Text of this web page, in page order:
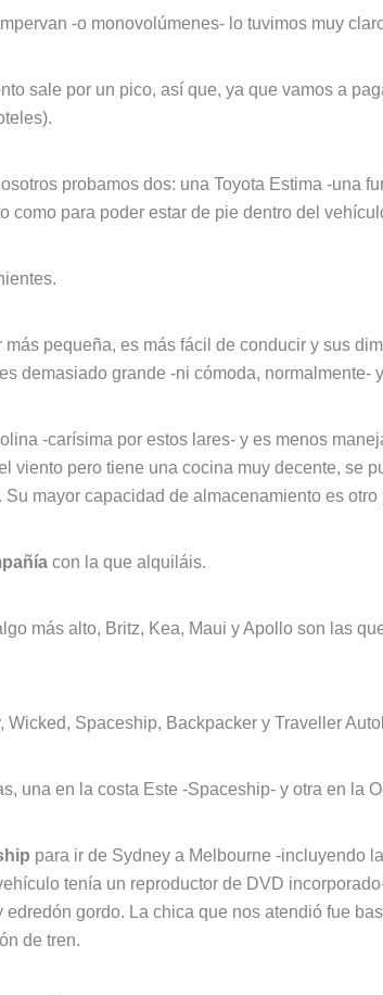
-o monovolúmenes- lo tuvimos muy
sale por un pico, así que, ya que vamos a
probamos dos: una Toyota Estima -una
como para poder estar de pie dentro del
pequeña, es más fácil de conducir y sus
demasiado grande -ni cómoda,
-carísima por estos lares- y es menos
viento pero tiene una cocina muy decente, se
mayor capacidad de almacenamiento es otro
con la que alquiláis.
más alto, Britz, Kea, Maui y Apollo son las
Wicked, Spaceship, Backpacker y Traveller
una en la costa Este -Spaceship- y otra en la
para ir de Sydney a Melbourne -incluyendo
tenía un reproductor de DVD
gordo. La chica que nos atendió fue
de tren.